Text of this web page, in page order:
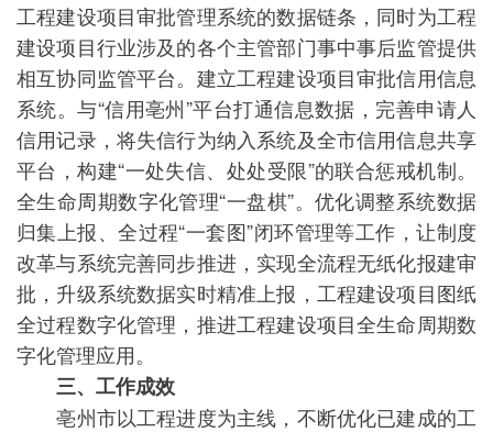
工程建设项目审批管理系统的数据链条，同时为工程
建设项目行业涉及的各个主管部门事中事后监管提供
相互协同监管平台。建立工程建设项目审批信用信息
系统。与“信用亳州”平台打通信息数据，完善申请人
信用记录，将失信行为纳入系统及全市信用信息共享
平台，构建“一处失信、处处受限”的联合惩戒机制。
全生命周期数字化管理“一盘棋”。优化调整系统数据
归集上报、全过程“一套图”闭环管理等工作，让制度
改革与系统完善同步推进，实现全流程无纸化报建审
批，升级系统数据实时精准上报，工程建设项目图纸
全过程数字化管理，推进工程建设项目全生命周期数
字化管理应用。
三、工作成效
亳州市以工程进度为主线，不断优化已建成的工